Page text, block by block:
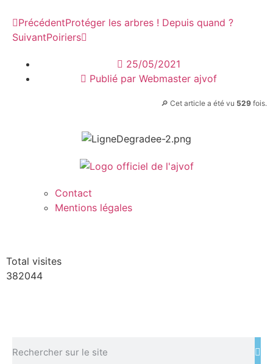
PrécédentProtéger les arbres ! Depuis quand ?
SuivantPoiriers
25/05/2021
Publié par Webmaster ajvof
🔎 Cet article a été vu 529 fois.
Contact
Mentions légales
Total visites
382044